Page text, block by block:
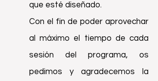
que esté diseñado.
Con el fin de poder aprovechar
al máximo el tiempo de cada
sesión del programa, os
pedimos y agradecemos la